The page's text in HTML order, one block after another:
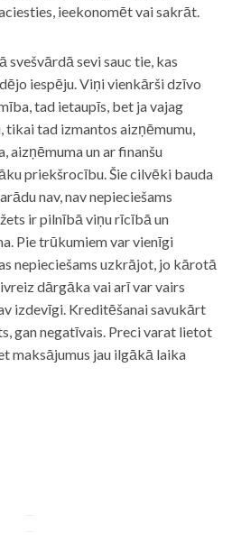
ieekonomēt vai sakrāt.
svešvārdā sevi sauc tie, kas
iespēju. Viņi vienkārši dzīvo
tad ietaupīs, bet ja vajag
tikai tad izmantos aizņēmumu,
aizņēmuma un ar finanšu
priekšrocību. Šie cilvēki bauda
nav, nav nepieciešams
ir pilnībā viņu rīcībā un
Pie trūkumiem var vienīgi
nepieciešams uzkrājot, jo kārotā
dārgāka vai arī var vairs
izdevīgi. Kreditēšanai savukārt
gan negatīvais. Preci varat lietot
maksājumus jau ilgākā laika